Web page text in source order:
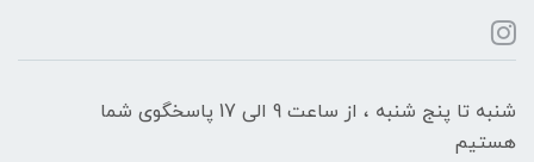
شنبه تا پنج شنبه ، از ساعت 9 الی 17 پاسخگوی شما
هستیم